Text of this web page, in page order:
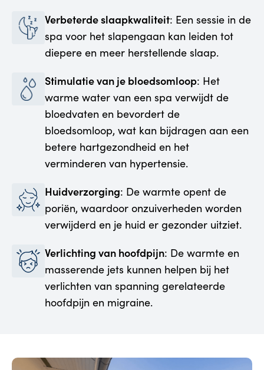
Verbeterde slaapkwaliteit: Een sessie in de
spa voor het slapengaan kan leiden tot
diepere en meer herstellende slaap.
Stimulatie van je bloedsomloop: Het
warme water van een spa verwijdt de
bloedvaten en bevordert de
bloedsomloop, wat kan bijdragen aan een
betere hartgezondheid en het
verminderen van hypertensie.
Huidverzorging: De warmte opent de
poriën, waardoor onzuiverheden worden
verwijderd en je huid er gezonder uitziet.
Verlichting van hoofdpijn: De warmte en
masserende jets kunnen helpen bij het
verlichten van spanning gerelateerde
hoofdpijn en migraine.